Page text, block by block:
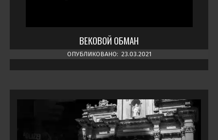
ВЕКОВОЙ ОБМАН
ОПУБЛИКОВАНО: 23.03.2021